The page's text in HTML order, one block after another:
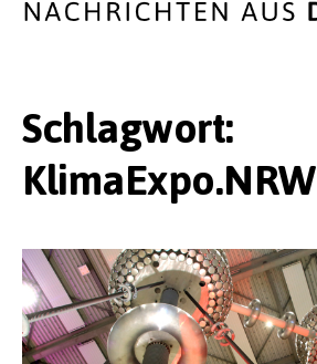
Schlagwort:
KlimaExpo.NRW